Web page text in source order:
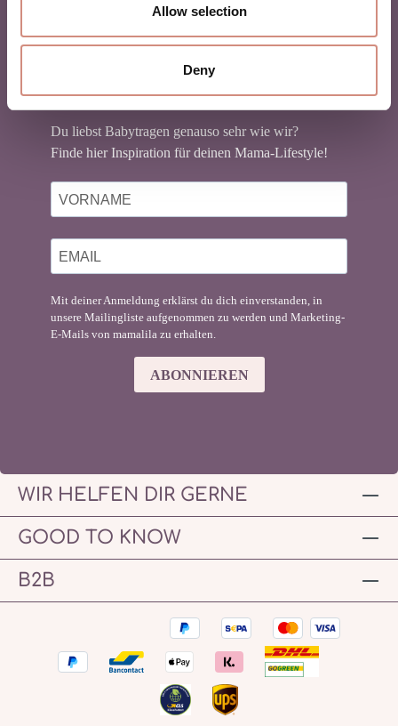
Allow selection
Deny
NEWSLETTER
BABYTRAGEN
Du liebst Babytragen genauso sehr wie wir?
Finde hier Inspiration für deinen Mama-Lifestyle!
Mit deiner Anmeldung erklärst du dich einverstanden, in
unsere Mailingliste aufgenommen zu werden und Marketing-
E-Mails von mamalila zu erhalten.
ABONNIEREN
WIR HELFEN DIR GERNE
GOOD TO KNOW
B2B